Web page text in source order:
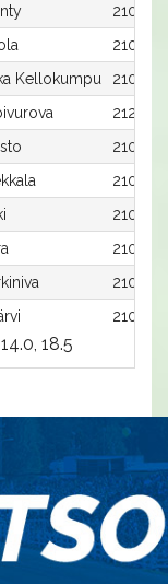
2100:3
2100:1
Kellokumpu
2100:2
2120:1
2100:9
2100:8
2100:6
2100:4
2100:5
2100:7
18.5